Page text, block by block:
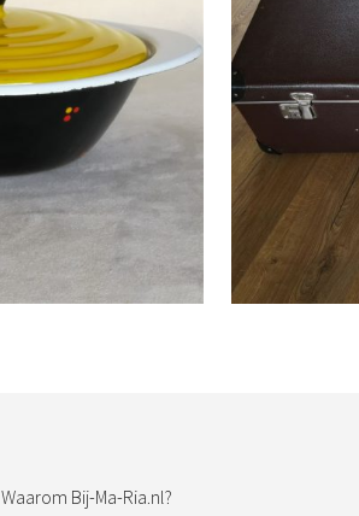
Waarom Bij-Ma-Ria.nl?